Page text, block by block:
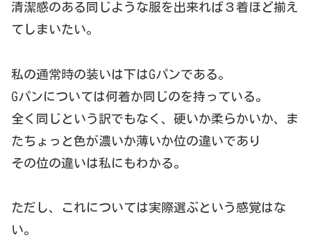
清潔感のある同じような服を出来れば３着ほど揃え
てしまいたい。
私の通常時の装いは下はGパンである。
Gパンについては何着か同じのを持っている。
全く同じという訳でもなく、硬いか柔らかいか、ま
たちょっと色が濃いか薄いか位の違いであり
その位の違いは私にもわかる。
ただし、これについては実際選ぶという感覚はな
い。